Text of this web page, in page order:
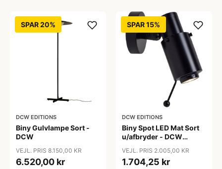
SPAR 20%
DCW EDITIONS
Biny Gulvlampe Sort -
DCW
VEJL. PRIS 8.150,00 KR
6.520,00 kr
SPAR 15%
DCW EDITIONS
Biny Spot LED Mat Sort
u/afbryder - DCW
VEJL. PRIS 2.005,00 KR
1.704,25 kr